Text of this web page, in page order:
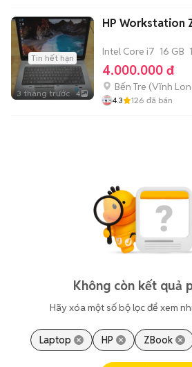
Tin hết hạn
3 tháng trước 4
HP Workstation
Intel Core i7 16 GB
4.000.000 đ
Bến Tre (Vĩnh
4.3 126 đã bán
Không còn kết quả
Hãy xóa một số bộ lọc để xem
Laptop HP ZBook